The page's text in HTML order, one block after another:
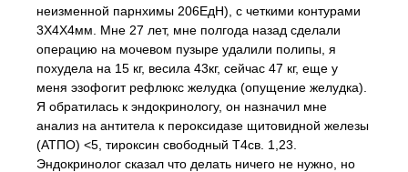
неизменной парнхимы 206ЕдН), с четкими контурами
3Х4Х4мм. Мне 27 лет, мне полгода назад сделали
операцию на мочевом пузыре удалили полипы, я
похудела на 15 кг, весила 43кг, сейчас 47 кг, еще у
меня эзофогит рефлюкс желудка (опущение желудка).
Я обратилась к эндокринологу, он назначил мне
анализ на антитела к пероксидазе щитовидной железы
(АТПО) <5, тироксин свободный Т4св. 1,23.
Эндокринолог сказал что делать ничего не нужно, но